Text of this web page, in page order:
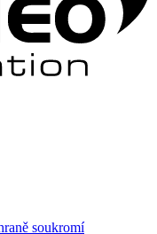
soukromí